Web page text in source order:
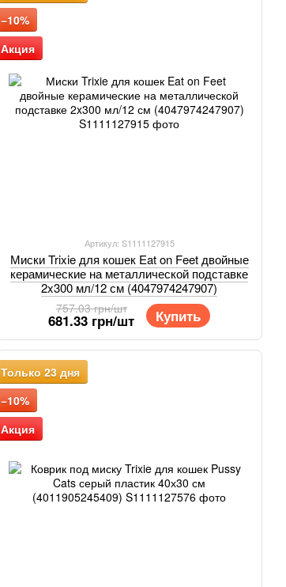
−10%
Акция
Артикул: S1111127915
Миски Trixie для кошек Eat on Feet двойные
керамические на металлической подставке
2x300 мл/12 см (4047974247907)
757.03 грн/шт
681.33 грн/шт Купить
Только 23 дня
−10%
Акция